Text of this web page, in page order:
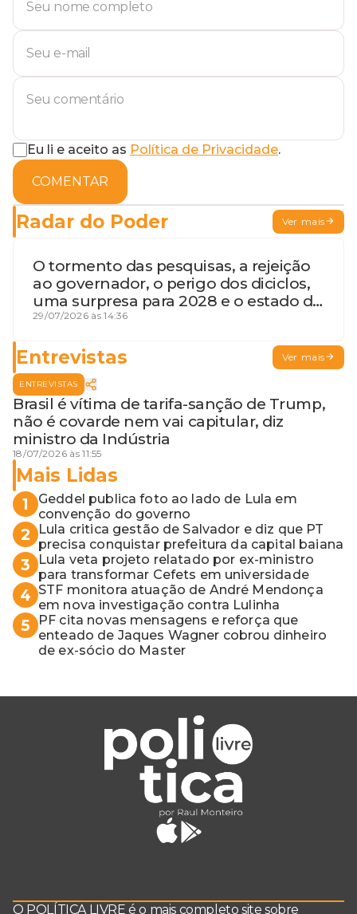
Eu li e aceito as Política de Privacidade.
COMENTAR
Radar do Poder Ver mais
O tormento das pesquisas, a rejeição
ao governador, o perigo dos diciclos,
uma surpresa para 2028 e o estado de
terceira guerra mundial
29/07/2026 às 14:36
Entrevistas Ver mais
ENTREVISTAS
Brasil é vítima de tarifa-sanção de Trump,
não é covarde nem vai capitular, diz
ministro da Indústria
18/07/2026 às 11:55
Mais Lidas
1
Geddel publica foto ao lado de Lula em
convenção do governo
2
Lula critica gestão de Salvador e diz que PT
precisa conquistar prefeitura da capital baiana
3
Lula veta projeto relatado por ex-ministro
para transformar Cefets em universidade
4 STF monitora atuação de André Mendonça
em nova investigação contra Lulinha
5
PF cita novas mensagens e reforça que
enteado de Jaques Wagner cobrou dinheiro
de ex-sócio do Master
O POLÍTICA LIVRE é o mais completo site sobre